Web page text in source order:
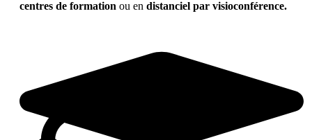
centres de formation ou en distanciel par visioconférence.